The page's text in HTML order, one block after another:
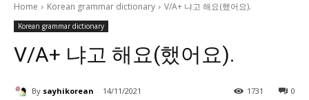
Home Korean grammar dictionary V/A+ 냐고 해요(했어요).
Korean grammar dictionary
V/A+ 냐고 해요(했어요).
By sayhikorean 14/11/2021 0
1731